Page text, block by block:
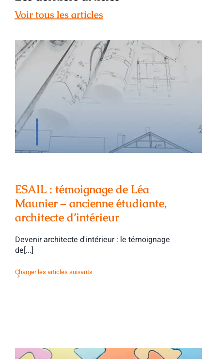
Voir tous les articles
ESAIL : témoignage de Léa Maunier –
ancienne étudiante, architecte
ESAIL : témoignage de Léa
Maunier – ancienne étudiante,
architecte d’intérieur
Devenir architecte d'intérieur : le témoignage
de[...]
Charger les articles suivants